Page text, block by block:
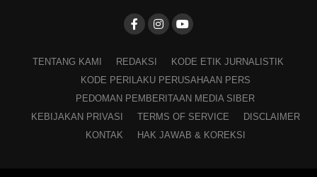
TENTANG KAMI REDAKSI
KODE ETIK JURNALISTIK
KODE PERILAKU PERUSAHAAN PERS
PEDOMAN PEMBERITAAN MEDIA SIBER
KEBIJAKAN PRIVASI
TERMS OF SERVICE
DISCLAIMER
KONTAK
HAK JAWAB & KOREKSI